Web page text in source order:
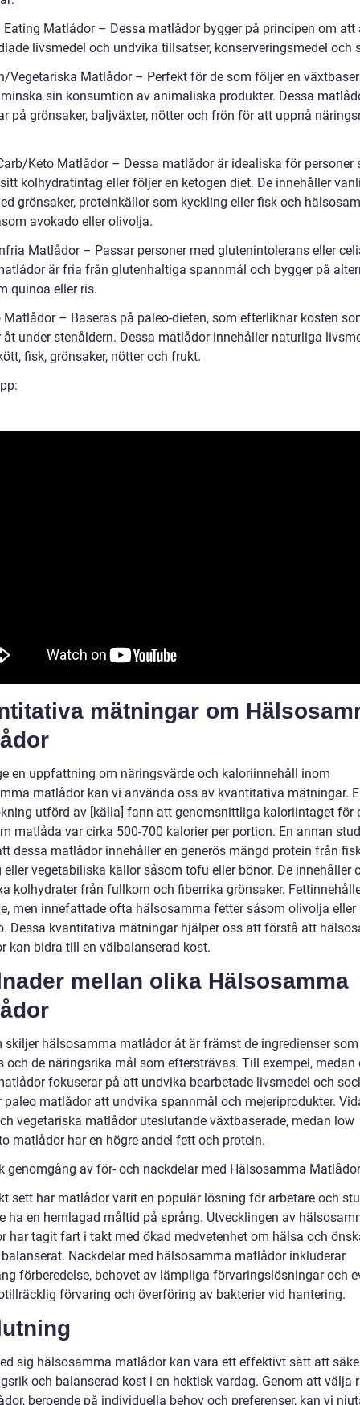
Eating Matlådor – Dessa matlådor bygger på principen om att
livsmedel och undvika tillsatser, konserveringsmedel och
Vegetariska Matlådor – Perfekt för de som följer en
sin konsumtion av animaliska produkter. Dessa
på grönsaker, baljväxter, nötter och frön för att uppnå
Keto Matlådor – Dessa matlådor är idealiska för personer
kolhydratintag eller följer en ketogen diet. De innehåller
grönsaker, proteinkällor som kyckling eller fisk och
avokado eller olivolja.
Matlådor – Passar personer med glutenintolerans eller
är fria från glutenhaltiga spannmål och bygger på
quinoa eller ris.
Matlådor – Baseras på paleo-dieten, som efterliknar kosten
under stenåldern. Dessa matlådor innehåller naturliga
fisk, grönsaker, nötter och frukt.
mätningar om
en uppfattning om näringsvärde och kaloriinnehåll inom
matlådor kan vi använda oss av kvantitativa mätningar.
utförd av [källa] fann att genomsnittliga kaloriintaget för
matlåda var cirka 500-700 kalorier per portion. En annan
dessa matlådor innehåller en generös mängd protein från
eller vegetabiliska källor såsom tofu eller bönor. De innehåller
kolhydrater från fullkorn och fiberrika grönsaker.
men innefattade ofta hälsosamma fetter såsom olivolja eller
Dessa kvantitativa mätningar hjälper oss att förstå att
kan bidra till en välbalanserad kost.
mellan olika Hälsosamma
skiljer hälsosamma matlådor åt är främst de ingredienser som
och de näringsrika mål som eftersträvas. Till exempel, medan
fokuserar på att undvika bearbetade livsmedel och
paleo matlådor att undvika spannmål och mejeriprodukter.
vegetariska matlådor uteslutande växtbaserade, medan low
matlådor har en högre andel fett och protein.
genomgång av för- och nackdelar med Hälsosamma Matlådor
sett har matlådor varit en populär lösning för arbetare och
ha en hemlagad måltid på språng. Utvecklingen av
har tagit fart i takt med ökad medvetenhet om hälsa och
Nackdelar med hälsosamma matlådor inkluderar
förberedelse, behovet av lämpliga förvaringslösningar och
förvaring och överföring av bakterier vid hantering.
sig hälsosamma matlådor kan vara ett effektivt sätt att
och balanserad kost i en hektisk vardag. Genom att välja
beroende på individuella behov och preferenser, kan vi